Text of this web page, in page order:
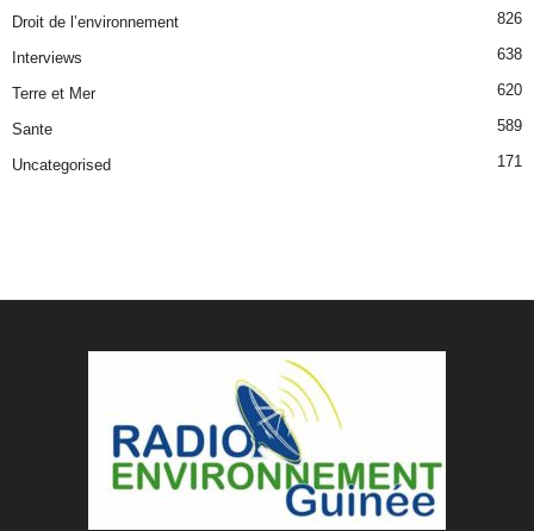
Droit de l’environnement 826
Interviews 638
Terre et Mer 620
Sante 589
Uncategorised 171